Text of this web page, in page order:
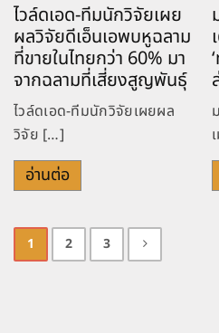
ไวล์ดเอด-ทีมนักวิจัยเผย
ผลวิจัยดีเอ็นเอพบหูฉลาม
ที่ขายในไทยกว่า 60% มา
จากฉลามที่เสี่ยงสูญพันธุ์
ไวล์ดเอด-ทีมนักวิจัยเผยผล
วิจัย […]
อ่านต่อ
1 2 3